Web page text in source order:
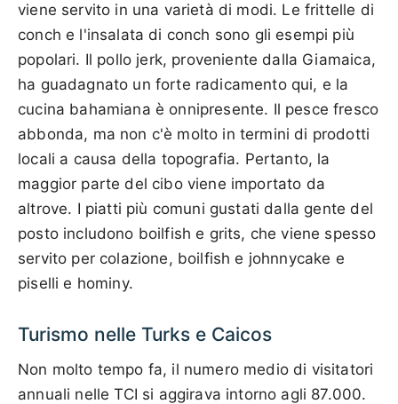
viene servito in una varietà di modi. Le frittelle di
conch e l'insalata di conch sono gli esempi più
popolari. Il pollo jerk, proveniente dalla Giamaica,
ha guadagnato un forte radicamento qui, e la
cucina bahamiana è onnipresente. Il pesce fresco
abbonda, ma non c'è molto in termini di prodotti
locali a causa della topografia. Pertanto, la
maggior parte del cibo viene importato da
altrove. I piatti più comuni gustati dalla gente del
posto includono boilfish e grits, che viene spesso
servito per colazione, boilfish e johnnycake e
piselli e hominy.
Turismo nelle Turks e Caicos
Non molto tempo fa, il numero medio di visitatori
annuali nelle TCI si aggirava intorno agli 87.000.